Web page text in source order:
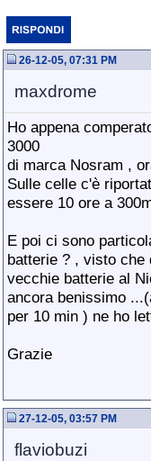
26-12-05, 07:31 PM
maxdrome
Ho appena
3000
di marca Nosram ,
Sulle celle c'è
essere 10 ore a
E poi ci sono
batterie ? , visto che
vecchie batterie al
ancora benissimo
per 10 min ) ne ho
Grazie
27-12-05, 03:57 PM
flaviobuzi